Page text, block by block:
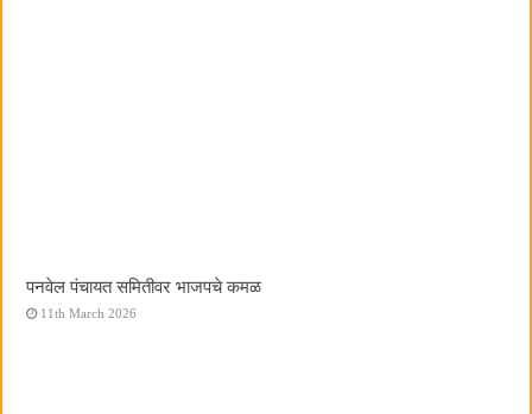
पनवेल पंचायत समितीवर भाजपचे कमळ
11th March 2026